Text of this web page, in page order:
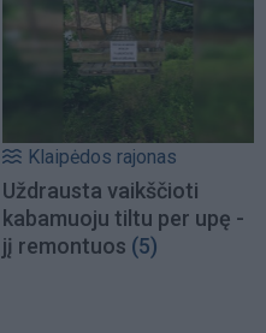
Klaipėdos rajonas
Uždrausta vaikščioti
kabamuoju tiltu per upę -
jį remontuos (5)